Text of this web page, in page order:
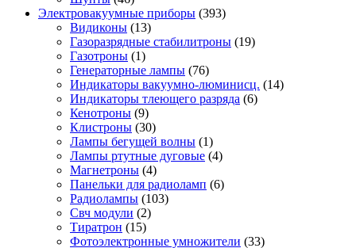
Электровакуумные приборы (393)
Видиконы (13)
Газоразрядные стабилитроны (19)
Газотроны (1)
Генераторные лампы (76)
Индикаторы вакуумно-люминисц. (14)
Индикаторы тлеющего разряда (6)
Кенотроны (9)
Клистроны (30)
Лампы бегущей волны (1)
Лампы ртутные дуговые (4)
Магнетроны (4)
Панельки для радиоламп (6)
Радиолампы (103)
Свч модули (2)
Тиратрон (15)
Фотоэлектронные умножители (33)